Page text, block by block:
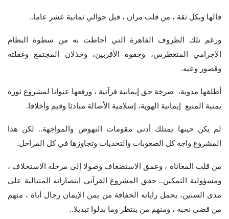
قالها وبكل ثقة ، من قلب مران ، قبل حوالي ثمانية عشر عاما..
ورغم تلك الظروف القاهرة التي أحاطت به من سطوة النظام
الإجرامي المتغطرس، وجفوة الأقربين، وخذلان المجتمع وغفلته
وقصور وعيه.
أطلقها مدوية، صرخة حق إيمانية قرآنية ، ورفعها عنوانا لمشروع ثورة
يمنية المنبع إيمانية الهوية، إسلامية الأصالة مبادئا وقيم وأخلاقا.
لم يكن حينها يمتلك أدنى مقومات النهوض والمواجهة.. لكن هذا
المشروع واجه كل الصعوبات والتحديات وتجاوزها في كل المراحل.
من قلب المعاناة ، وعمق الاستضعاف وصولا إلى مرحلة الاستخلاف ،
ومسؤولية التمكين.. حقق المشروع القرآني انتصاراته المتتالية على
مدى السنين، يحمل راياته الخفاقة من يمن الإيمان رجال أباة ، منهم
من قضى نحبه ، ومنهم من ينتظر وما بدلوا تبديلا..